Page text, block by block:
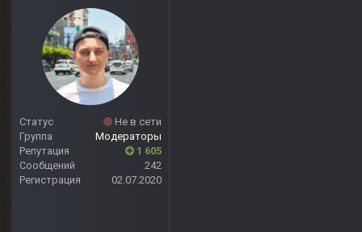
Статус
Не в сети
Группа
Модераторы
Репутация
1 605
Сообщений
242
Регистрация
02.07.2020